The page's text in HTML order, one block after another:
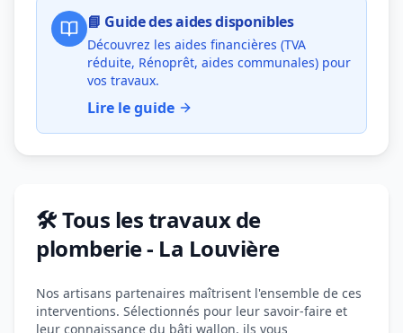
📘 Guide des aides disponibles
Découvrez les aides financières (TVA
réduite, Rénoprêt, aides communales) pour
vos travaux.
Lire le guide
🛠️ Tous les travaux de
plomberie - La Louvière
Nos artisans partenaires maîtrisent l'ensemble de ces
interventions. Sélectionnés pour leur savoir-faire et
leur connaissance du bâti wallon, ils vous